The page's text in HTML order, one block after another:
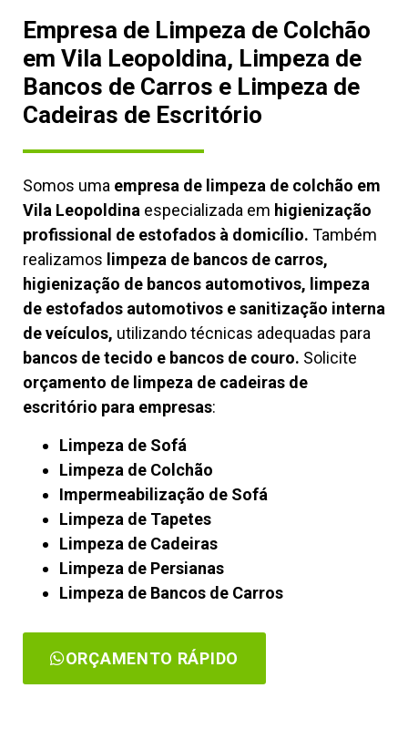
Empresa de Limpeza de Colchão
em Vila Leopoldina, Limpeza de
Bancos de Carros e Limpeza de
Cadeiras de Escritório
Somos uma empresa de limpeza de colchão em
Vila Leopoldina especializada em higienização
profissional de estofados à domicílio. Também
realizamos limpeza de bancos de carros,
higienização de bancos automotivos, limpeza
de estofados automotivos e sanitização interna
de veículos, utilizando técnicas adequadas para
bancos de tecido e bancos de couro. Solicite
orçamento de limpeza de cadeiras de
escritório para empresas:
Limpeza de Sofá
Limpeza de Colchão
Impermeabilização de Sofá
Limpeza de Tapetes
Limpeza de Cadeiras
Limpeza de Persianas
Limpeza de Bancos de Carros
ORÇAMENTO RÁPIDO